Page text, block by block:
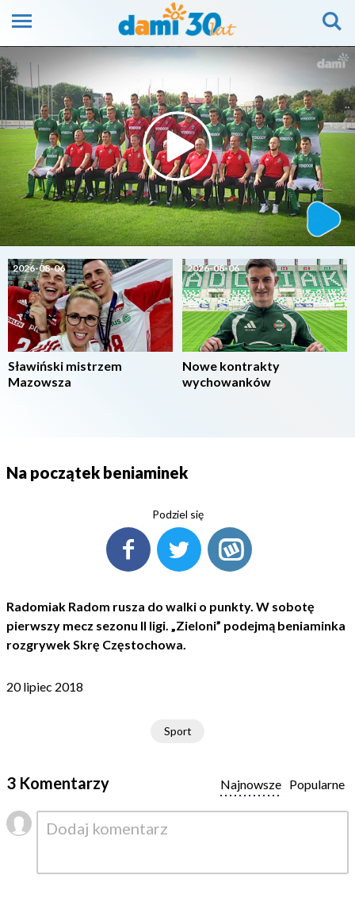
2026-08-06
Sławiński mistrzem
Mazowsza
2026-08-06
Nowe kontrakty
wychowanków
Na początek beniaminek
Podziel się
Radomiak Radom rusza do walki o punkty. W sobotę
pierwszy mecz sezonu II ligi. „Zieloni” podejmą beniaminka
rozgrywek Skrę Częstochowa.
20 lipiec 2018
Sport
3 Komentarzy Popularne
Najnowsze